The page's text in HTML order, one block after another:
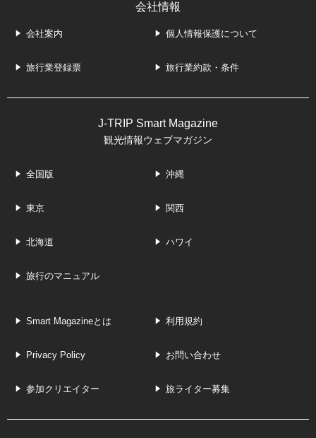
会社情報
会社案内 個人情報保護について
旅行業登録票 旅行業約款・条件
J-TRIP Smart Magazine
観光情報ウェブマガジン
全国版 沖縄
東京 関西
北海道 ハワイ
旅行のマニュアル
Smart Magazineとは 利用規約
Privacy Policy お問い合わせ
参加クリエイター 旅ライター募集